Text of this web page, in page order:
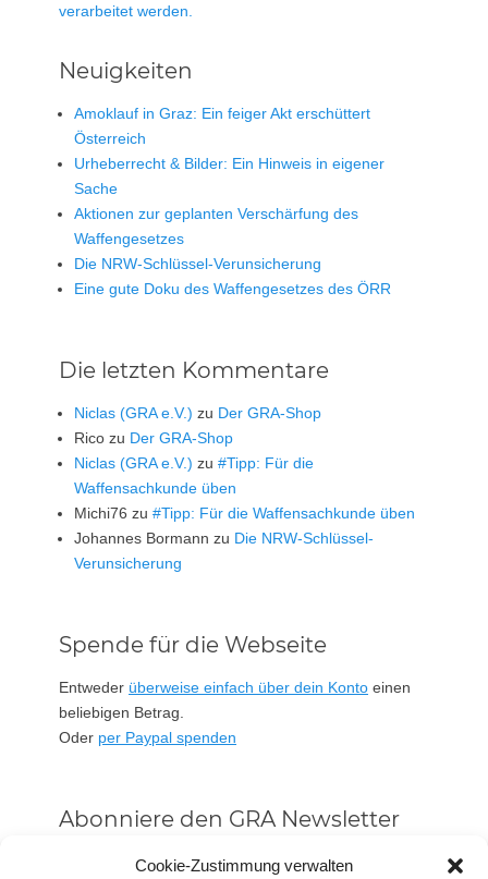
Cookie-Zustimmung verwalten
verarbeitet werden.
Neuigkeiten
Amoklauf in Graz: Ein feiger Akt erschüttert
Österreich
Urheberrecht & Bilder: Ein Hinweis in eigener
Sache
Aktionen zur geplanten Verschärfung des
Waffengesetzes
Die NRW-Schlüssel-Verunsicherung
Eine gute Doku des Waffengesetzes des ÖRR
Die letzten Kommentare
Niclas (GRA e.V.) zu Der GRA-Shop
Rico zu Der GRA-Shop
Niclas (GRA e.V.) zu #Tipp: Für die
Waffensachkunde üben
Michi76 zu #Tipp: Für die Waffensachkunde üben
Johannes Bormann zu Die NRW-Schlüssel-
Verunsicherung
Spende für die Webseite
Entweder überweise einfach über dein Konto einen
beliebigen Betrag.
Oder per Paypal spenden
Abonniere den GRA Newsletter
Vorname oder ganzer Name